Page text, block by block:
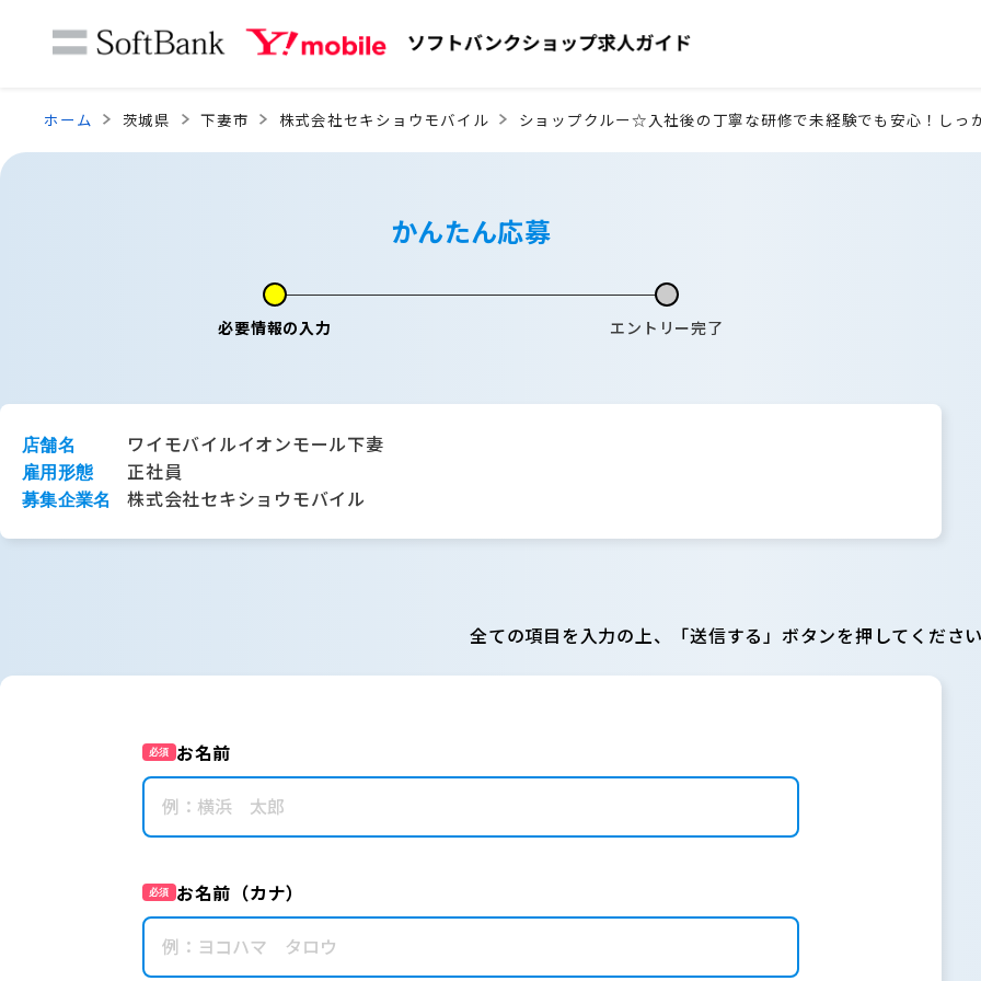
ホーム 茨城県 下妻市 株式会社セキショウモバイル ショップクルー☆入社後の丁寧な研修で未経験でも安心！しっ
かんたん応募
必要情報の入力 エントリー完了
店舗名 ワイモバイルイオンモール下妻
雇用形態 正社員
募集企業名 株式会社セキショウモバイル
全ての項目を入力の上、「送信する」ボタンを押してくださ
必須 お名前
必須 お名前（カナ）